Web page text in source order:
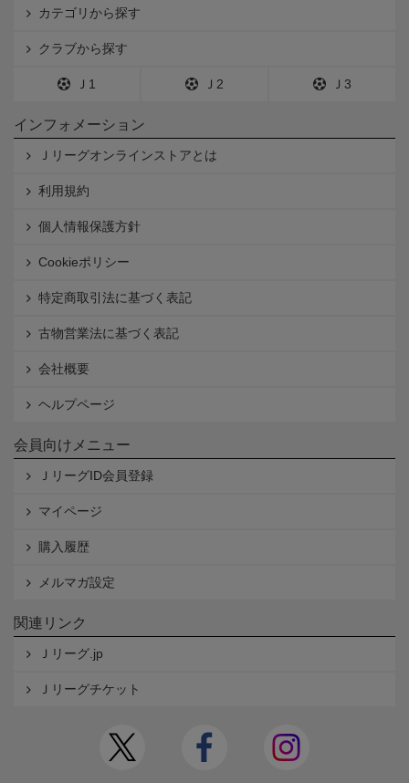
カテゴリから探す
クラブから探す
Ｊ1 Ｊ2 Ｊ3
インフォメーション
Ｊリーグオンラインストアとは
利用規約
個人情報保護方針
Cookieポリシー
特定商取引法に基づく表記
古物営業法に基づく表記
会社概要
ヘルプページ
会員向けメニュー
ＪリーグID会員登録
マイページ
購入履歴
メルマガ設定
関連リンク
Ｊリーグ.jp
Ｊリーグチケット